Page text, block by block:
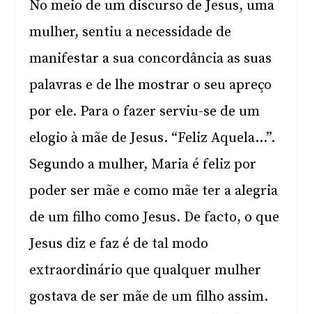
No meio de um discurso de Jesus, uma
mulher, sentiu a necessidade de
manifestar a sua concordância as suas
palavras e de lhe mostrar o seu apreço
por ele. Para o fazer serviu-se de um
elogio à mãe de Jesus. “Feliz Aquela…”.
Segundo a mulher, Maria é feliz por
poder ser mãe e como mãe ter a alegria
de um filho como Jesus. De facto, o que
Jesus diz e faz é de tal modo
extraordinário que qualquer mulher
gostava de ser mãe de um filho assim.